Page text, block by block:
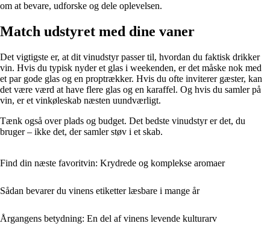
om at bevare, udforske og dele oplevelsen.
Match udstyret med dine vaner
Det vigtigste er, at dit vinudstyr passer til, hvordan du faktisk drikker
vin. Hvis du typisk nyder et glas i weekenden, er det måske nok med
et par gode glas og en proptrækker. Hvis du ofte inviterer gæster, kan
det være værd at have flere glas og en karaffel. Og hvis du samler på
vin, er et vinkøleskab næsten uundværligt.
Tænk også over plads og budget. Det bedste vinudstyr er det, du
bruger – ikke det, der samler støv i et skab.
Find din næste favoritvin: Krydrede og komplekse aromaer
Sådan bevarer du vinens etiketter læsbare i mange år
Årgangens betydning: En del af vinens levende kulturarv